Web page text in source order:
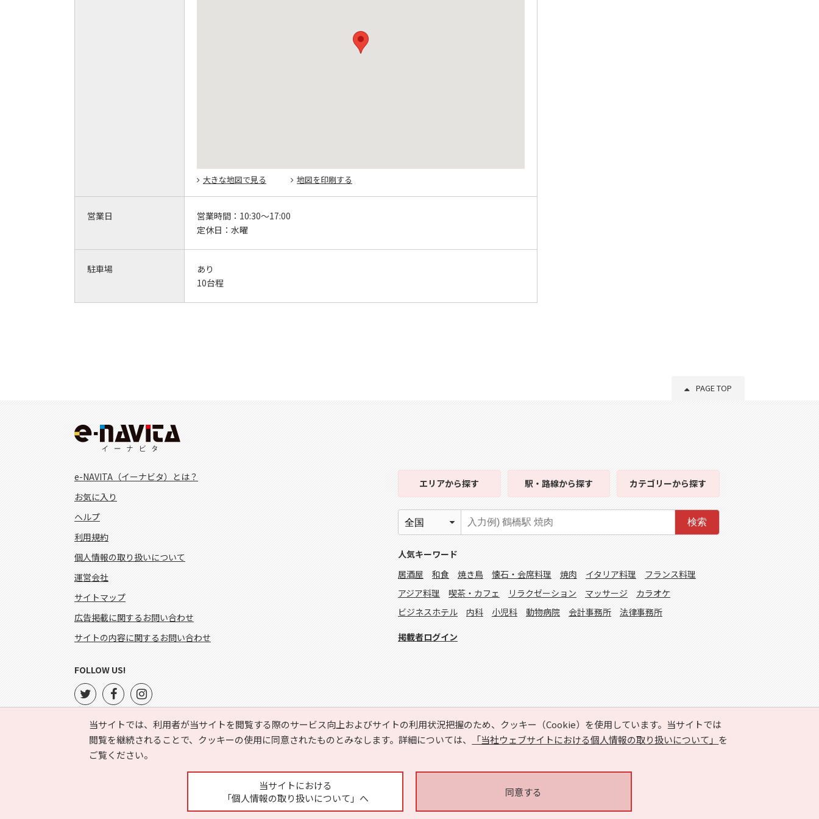
大きな地図で見る 地図を印刷する
営業日 営業時間： 10:30～17:00
定休日： 水曜
駐車場
あり
10台程
PAGE TOP
当サイトでは、利用者が当サイトを閲覧する際のサービス向上およびサイトの利用状況把握のため、クッキー（Cookie）を使用しています。当サイトでは
閲覧を継続されることで、クッキーの使用に同意されたものとみなします。詳細については、
「当社ウェブサイトにおける個人情報の取り扱いについて」 を
ご覧ください。
当サイトにおける
「個人情報の取り扱いについて」へ
同意する
e-NAVITA（イーナビタ）とは？
お気に入り
ヘルプ
利用規約
個人情報の取り扱いについて
運営会社
サイトマップ
広告掲載に関するお問い合わせ
サイトの内容に関するお問い合わせ
エリアから探す 駅・路線から探す カテゴリーから探す
検索
人気キーワード
居酒屋
和食 焼き鳥 懐石・会席料理 焼肉 イタリア料理
フランス料理
アジア料理
喫茶・カフェ リラクゼーション マッサージ
カラオケ
ビジネスホテル
内科 小児科 動物病院 会計事務所 法律事務所
掲載者ログイン
FOLLOW US!
Copyright © HYOJITO.Co.,Ltd. All Rights Reserved.